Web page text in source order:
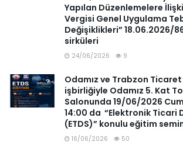
Yapılan Düzenlemelere
Vergisi Genel Uygulama
Değişiklikleri” 18.06.2026/
sirküleri
24/06/2026 9
Odamız ve Trabzon Ticaret
işbirliğiyle Odamız 5. Kat
Salonunda 19/06/2026
14:00 da “Elektronik Ticari
(ETDS)” konulu eğitim
16/06/2026 50